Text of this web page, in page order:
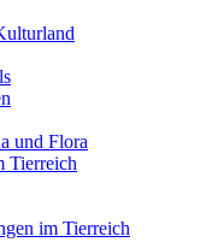
und Flora
Tierreich
im Tierreich